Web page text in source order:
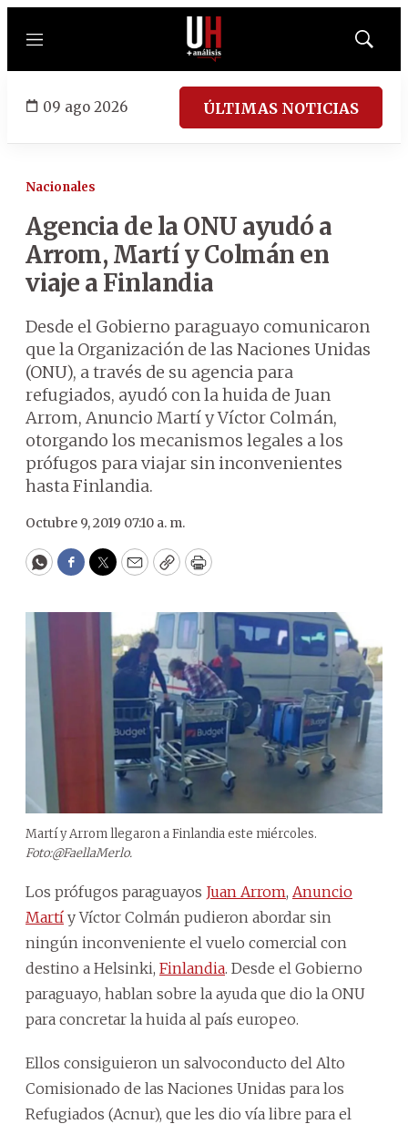
Menú
Mostrar
09 ago 2026 ÚLTIMAS NOTICIAS
Nacionales
Agencia de la ONU ayudó a
Arrom, Martí y Colmán en
viaje a Finlandia
Desde el Gobierno paraguayo comunicaron
que la Organización de las Naciones Unidas
(ONU), a través de su agencia para
refugiados, ayudó con la huida de Juan
Arrom, Anuncio Martí y Víctor Colmán,
otorgando los mecanismos legales a los
prófugos para viajar sin inconvenientes
hasta Finlandia.
Octubre 9, 2019 07:10 a. m.
WhatsApp
Facebook
Twitter
EmailCopyPrint
Martí y Arrom llegaron a Finlandia este miércoles.
Foto:@FaellaMerlo.
Los prófugos paraguayos Juan Arrom, Anuncio
Martí y Víctor Colmán pudieron abordar sin
ningún inconveniente el vuelo comercial con
destino a Helsinki, Finlandia. Desde el Gobierno
paraguayo, hablan sobre la ayuda que dio la ONU
para concretar la huida al país europeo.
Ellos consiguieron un salvoconducto del Alto
Comisionado de las Naciones Unidas para los
Refugiados (Acnur), que les dio vía libre para el